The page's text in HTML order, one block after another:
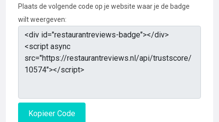
Plaats de volgende code op je website waar je de badge
wilt weergeven:
Kopieer Code